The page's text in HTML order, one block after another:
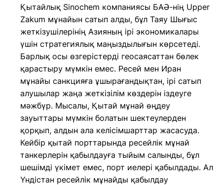
Қытайлық Sinochem компаниясы БАӘ-нің Upper
Zakum мұнайын сатып алды, бұл Таяу Шығыс
жеткізушілерінің Азияның ірі экономикалары
үшін стратегиялық маңыздылығын көрсетеді.
Барлық осы өзгерістерді геосаясаттан бөлек
қарастыру мүмкін емес. Ресей мен Иран
мұнайы санкцияға ұшырағандықтан, ірі сатып
алушылар жаңа жеткізілім көздерін іздеуге
мәжбүр. Мысалы, Қытай мұнай өңдеу
зауыттары мүмкін болатын шектеулерден
қорқып, алдын ала келісімшарттар жасасуда.
Кейбір қытай порттарында ресейлік мұнай
танкерлерін қабылдауға тыйым салынды, бұл
шешімді үкімет емес, порт иелері қабылдады. Ал
Үндістан ресейлік мұнайды қабылдау